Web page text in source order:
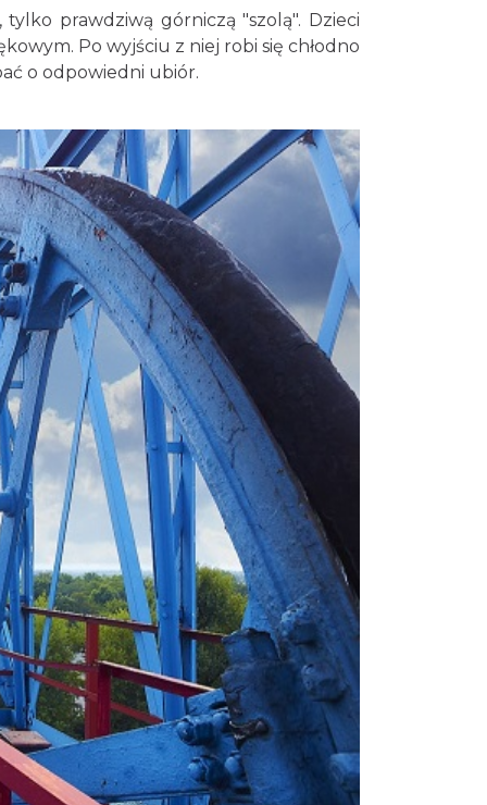
prawdziwą górniczą "szolą". Dzieci
Po wyjściu z niej robi się chłodno
o odpowiedni ubiór.